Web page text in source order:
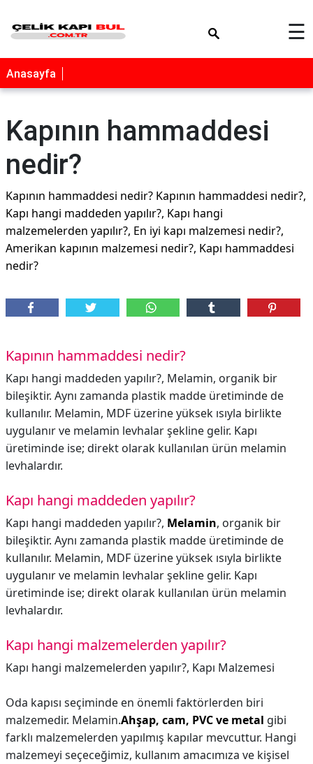
☰
Anasayfa
Kapının hammaddesi
nedir?
Kapının hammaddesi nedir? Kapının hammaddesi nedir?,
Kapı hangi maddeden yapılır?, Kapı hangi
malzemelerden yapılır?, En iyi kapı malzemesi nedir?,
Amerikan kapının malzemesi nedir?, Kapı hammaddesi
nedir?
Kapının hammaddesi nedir?
Kapı hangi maddeden yapılır?, Melamin, organik bir
bileşiktir. Aynı zamanda plastik madde üretiminde de
kullanılır. Melamin, MDF üzerine yüksek ısıyla birlikte
uygulanır ve melamin levhalar şekline gelir. Kapı
üretiminde ise; direkt olarak kullanılan ürün melamin
levhalardır.
Kapı hangi maddeden yapılır?
Kapı hangi maddeden yapılır?, Melamin, organik bir
bileşiktir. Aynı zamanda plastik madde üretiminde de
kullanılır. Melamin, MDF üzerine yüksek ısıyla birlikte
uygulanır ve melamin levhalar şekline gelir. Kapı
üretiminde ise; direkt olarak kullanılan ürün melamin
levhalardır.
Kapı hangi malzemelerden yapılır?
Kapı hangi malzemelerden yapılır?, Kapı Malzemesi
Oda kapısı seçiminde en önemli faktörlerden biri
malzemedir. Melamin.Ahşap, cam, PVC ve metal gibi
farklı malzemelerden yapılmış kapılar mevcuttur. Hangi
malzemeyi seçeceğimiz, kullanım amacımıza ve kişisel